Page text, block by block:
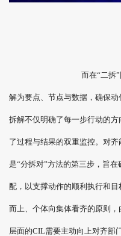
而在“二拆”
解为要点、节点与数据，确保
拆解不仅明确了每一步行动的
了过程与结果的双重监控。对
是“分拆对”方法的第三步，旨
配，以支撑动作的顺利执行和
而上、个体向集体看齐的原则，
层面的CIL需要主动向上对齐部